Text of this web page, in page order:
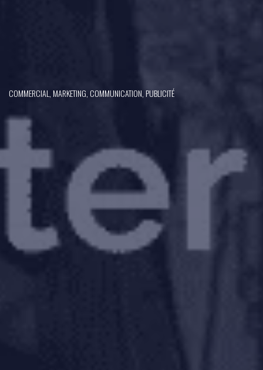
COMMERCIAL, MARKETING, COMMUNICATION, PUBLICITÉ